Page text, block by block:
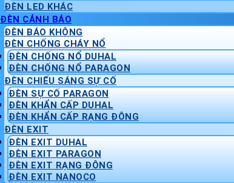
ĐÈN LED KHÁC
ĐÈN CẢNH BÁO
ĐÈN BÁO KHÔNG
ĐÈN CHỐNG CHÁY NỔ
ĐÈN CHỐNG NỔ DUHAL
ĐÈN CHỐNG NỔ PARAGON
ĐÈN CHIẾU SÁNG SỰ CỐ
ĐÈN SỰ CỐ PARAGON
ĐÈN KHẨN CẤP DUHAL
ĐÈN KHẨN CẤP RẠNG ĐÔNG
ĐÈN EXIT
ĐÈN EXIT DUHAL
ĐÈN EXIT PARAGON
ĐÈN EXIT RẠNG ĐÔNG
ĐÈN EXIT NANOCO